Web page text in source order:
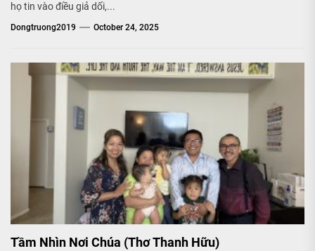
họ tin vào điều giả dối,...
Dongtruong2019 October 24, 2025
Tầm Nhìn Nơi Chúa (Thơ Thanh Hữu)